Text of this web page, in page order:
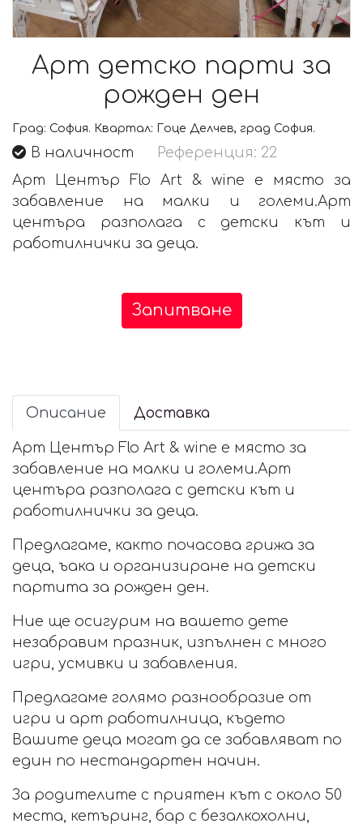
Арт детско парти за
рожден ден
Град: София. Квартал: Гоце Делчев, град София.
В наличност
Референция: 22
Арт Център Flo Art & wine е място за
забавление на малки и големи.Арт
центъра разполага с детски кът и
работилнички за деца.
Запитване
Описание Доставка
Арт Център Flo Art & wine е място за
забавление на малки и големи.Арт
центъра разполага с детски кът и
работилнички за деца.
Предлагаме, както почасова грижа за
деца, ъака и организиране на детски
партита за рожден ден.
Ние ще осигурим на вашето дете
незабравим празник, изпълнен с много
игри, усмивки и забавления.
Предлагаме голямо разнообразие от
игри и арт работилница, където
Вашите деца могат да се забавляват по
един по нестандартен начин.
За родителите с приятен кът с около 50
места, кетъринг, бар с безалкохолни,